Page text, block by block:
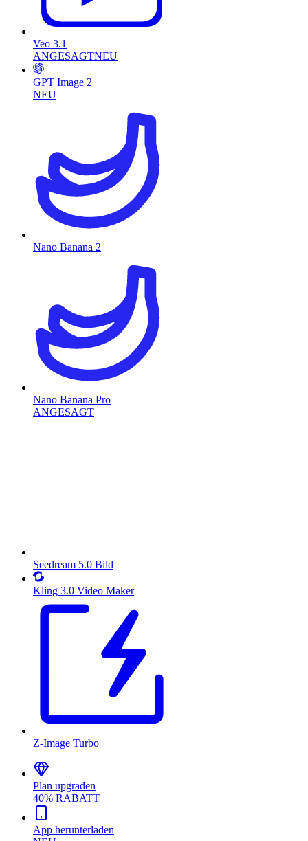
Veo 3.1
ANGESAGTNEU
GPT Image 2
NEU
Nano Banana 2
Nano Banana Pro
ANGESAGT
Seedream 5.0 Bild
Kling 3.0 Video Maker
Z-Image Turbo
Plan upgraden
40% RABATT
App herunterladen